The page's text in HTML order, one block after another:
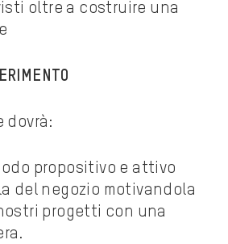
oltre a costruire una
dovrà:
propositivo e attivo
del negozio motivandola
progetti con una